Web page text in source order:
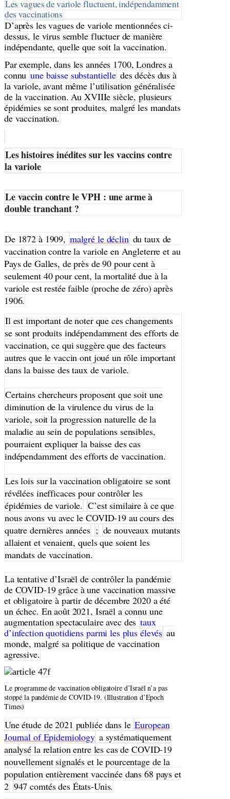
Les vagues de variole fluctuent, indépendamment
des vaccinations
D’après les vagues de variole mentionnées ci-
dessus, le virus semble fluctuer de manière
indépendante, quelle que soit la vaccination.
Par exemple, dans les années 1700, Londres a
connuune baisse substantielledes décès dus à
la variole, avant même l’utilisation généralisée
de la vaccination. Au XVIIIe siècle, plusieurs
épidémies se sont produites, malgré les mandats
de vaccination.
Les histoires inédites sur les vaccins contre
la variole
Le vaccin contre le VPH : une arme à
double tranchant ?
De 1872 à 1909, malgré le déclin du taux de
vaccination contre la variole en Angleterre et au
Pays de Galles, de près de 90 pour cent à
seulement 40 pour cent, la mortalité due à la
variole est restée faible (proche de zéro) après
1906.
Il est important de noter que ces changements
se sont produits indépendamment des efforts de
vaccination, ce qui suggère que des facteurs
autres que le vaccin ont joué un rôle important
dans la baisse des taux de variole.
Certains chercheurs proposent que soit une
diminution de la virulence du virus de la
variole, soit la progression naturelle de la
maladie au sein de populations sensibles,
pourraient expliquer la baisse des cas
indépendamment des efforts de vaccination.
Les lois sur la vaccination obligatoire se sont
révélées inefficaces pour contrôler les
épidémies de variole. C’est similaire à ce que
nous avons vu avec le COVID-19 au cours des
quatre dernières années ; de nouveaux mutants
allaient et venaient, quels que soient les
mandats de vaccination.
La tentative d’Israël de contrôler la pandémie
de COVID-19 grâce à une vaccination massive
et obligatoire à partir de décembre 2020 a été
un échec. En août 2021, Israël a connu une
augmentation spectaculaire avec destaux
d’infection quotidiens parmi les plus élevés au
monde, malgré sa politique de vaccination
agressive.
Le programme de vaccination obligatoire d’Israël n’a pas
stoppé la pandémie de COVID-19. (Illustration d’Epoch
Times)
Une étude de 2021 publiée dans le European
Journal of Epidemiology a systématiquement
analysé la relation entre les cas de COVID-19
nouvellement signalés et le pourcentage de la
population entièrement vaccinée dans 68 pays et
2 947 comtés des États-Unis.